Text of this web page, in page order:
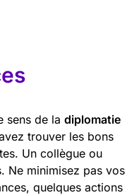
sens de la diplomatie
trouver les bons
Un collègue ou
Ne minimisez pas vos
quelques actions